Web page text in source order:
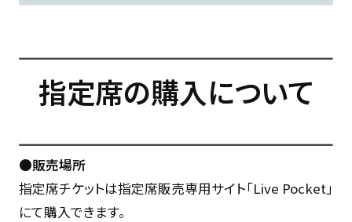
指定席の購入について
●販売場所
指定席チケットは指定席販売専用サイト「Live Pocket」
にて購入できます。